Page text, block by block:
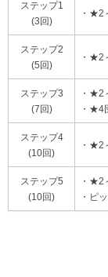
ステップ1
(3回)
・★2
ステップ2
(5回)
・★2
ステップ3
(7回)
・★2
・★4
ステップ4
(10回)
・★2
ステップ5
(10回)
・★2
・ピ